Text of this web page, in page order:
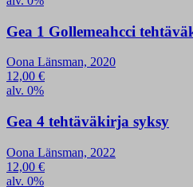
Gea 1 Gollemeahcci
Oona Länsman, 2020
12,00 €
alv. 0%
Gea 4 tehtäväkirja syksy
Oona Länsman, 2022
12,00 €
alv. 0%